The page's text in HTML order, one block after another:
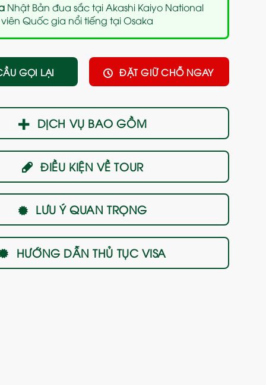
Nhật Bản đua sắctại Akashi Kaiyo National
Quốc gia nổi tiếng tại Osaka
GỌI LẠI ĐẶT GIỮ CHỖ NGAY
DỊCH VỤ BAO GỒM
ĐIỀU KIỆN VỀ TOUR
LƯU Ý QUAN TRỌNG
HƯỚNG DẪN THỦ TỤC VISA